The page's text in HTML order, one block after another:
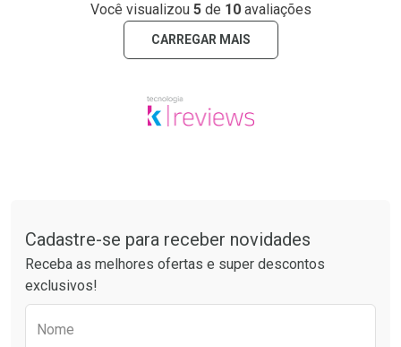
Você visualizou 5de 10avaliações
CARREGAR MAIS
Cadastre-se para receber novidades
Receba as melhores ofertas e super descontos
exclusivos!
Nome